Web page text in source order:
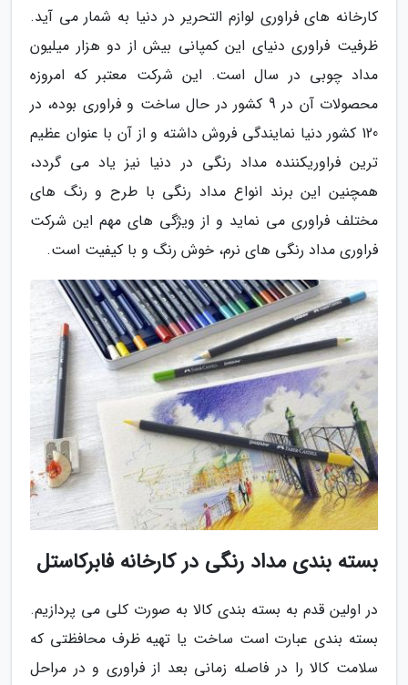
کارخانه های فراوری لوازم التحریر در دنیا به شمار می آید.
ظرفیت فراوری دنیای این کمپانی بیش از دو هزار میلیون
مداد چوبی در سال است. این شرکت معتبر که امروزه
محصولات آن در 9 کشور در حال ساخت و فراوری بوده، در
120 کشور دنیا نمایندگی فروش داشته و از آن با عنوان عظیم
ترین فراوریکننده مداد رنگی در دنیا نیز یاد می گردد،
همچنین این برند انواع مداد رنگی با طرح و رنگ های
مختلف فراوری می نماید و از ویژگی های مهم این شرکت
فراوری مداد رنگی های نرم، خوش رنگ و با کیفیت است.
بسته بندی مداد رنگی در کارخانه فابرکاستل
در اولین قدم به بسته بندی کالا به صورت کلی می پردازیم.
بسته بندی عبارت است ساخت یا تهیه ظرف محافظتی که
سلامت کالا را در فاصله زمانی بعد از فراوری و در مراحل